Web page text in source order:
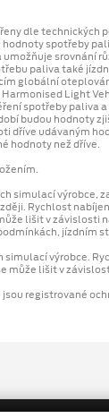
dle technických
spotřeby
srovnání
paliva také
globální
Light
spotřeby paliva a
budou hodnoty
dříve udávaným
hodnoty než dříve.
simulací výrobce,
Rychlost
lišit v závislosti
jízdním
výrobce.
může lišit v
registrované